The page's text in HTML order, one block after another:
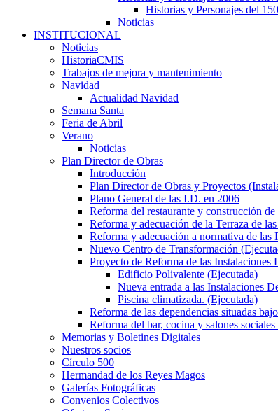
Historias y Personajes del
Noticias
INSTITUCIONAL
Noticias
HistoriaCMIS
Trabajos de mejora y mantenimiento
Navidad
Actualidad Navidad
Semana Santa
Feria de Abril
Verano
Noticias
Plan Director de Obras
Introducción
Plan Director de Obras y Proyectos
Plano General de las I.D. en 2006
Reforma del restaurante y construcción
Reforma y adecuación de la Terraza de
Reforma y adecuación a normativa de las
Nuevo Centro de Transformación
Proyecto de Reforma de las Instalaciones
Edificio Polivalente (Ejecutada)
Nueva entrada a las Instalaciones
Piscina climatizada. (Ejecutada)
Reforma de las dependencias situadas
Reforma del bar, cocina y salones
Memorias y Boletines Digitales
Nuestros socios
Círculo 500
Hermandad de los Reyes Magos
Galerías Fotográficas
Convenios Colectivos